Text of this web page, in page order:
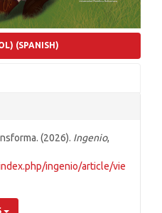
(SPANISH)
(2026). Ingenio,
ingenio/article/vie